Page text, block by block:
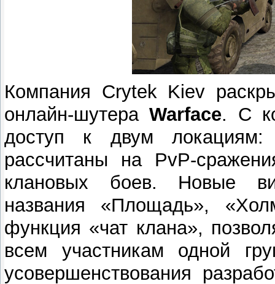
Компания Crytek Kiev
онлайн-шутераWarface. С
доступ к двум
рассчитаны на PvP-
клановых боев. Новые
названия «Площадь»,
функция «чат клана»,
всем участникам одной
усовершенствования